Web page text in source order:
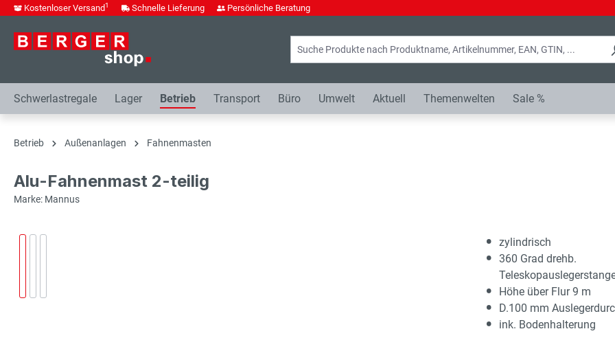
Zur Hauptnavigation springen
Kostenloser Versand1 Schnelle Lieferung Persönliche Beratung
Schwerlastregale Lager Betrieb Transport Büro Umwelt Aktuell Themenwelten Sale %
Betrieb Außenanlagen Fahnenmasten
Alu-Fahnenmast 2-teilig
Marke: Mannus
zylindrisch
360 Grad drehb.
Höhe über Flur 9 m
D.100 mm
ink. Bodenhalterung